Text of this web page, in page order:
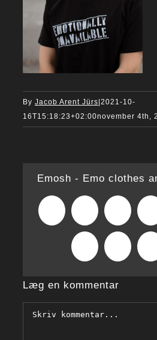
By Jacob Arent Jürs 2021-10-
16T15:18:23+02:00november 4th,
Emosh - Emo clothes
Facebook Reddit
Pinterest
Læg en kommentar
Comment